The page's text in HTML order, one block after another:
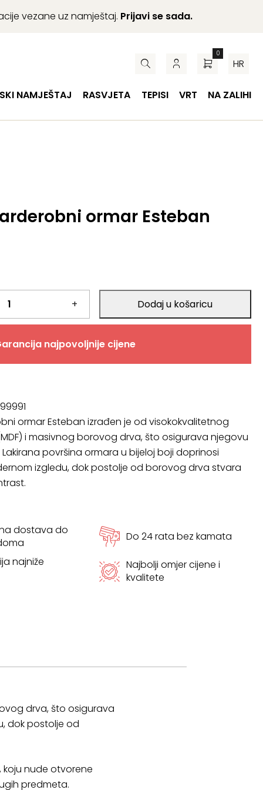
vezane uz namještaj. Prijavi se sada.
0
HR
NAMJEŠTAJ RASVJETA TEPISI VRT NA ZALIHI
ormar Esteban
+ Dodaj u košaricu
najpovoljnije cijene
ormar Esteban izrađen je od visokokvalitetnog
i masivnog borovog drva, što osigurava njegovu
površina ormara u bijeloj boji doprinosi
izgledu, dok postolje od borovog drva stvara
dostava do
Do 24 rata bez kamata
najniže
Najbolji omjer cijene i
kvalitete
drva, što osigurava
dok postolje od
koju nude otvorene
predmeta.